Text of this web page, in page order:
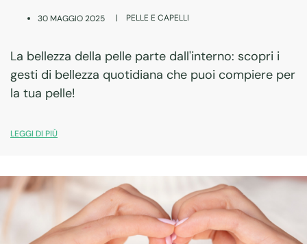
30 MAGGIO 2025 | PELLE E CAPELLI
La bellezza della pelle parte dall'interno: scopri i
gesti di bellezza quotidiana che puoi compiere per
la tua pelle!
LEGGI DI PIÙ